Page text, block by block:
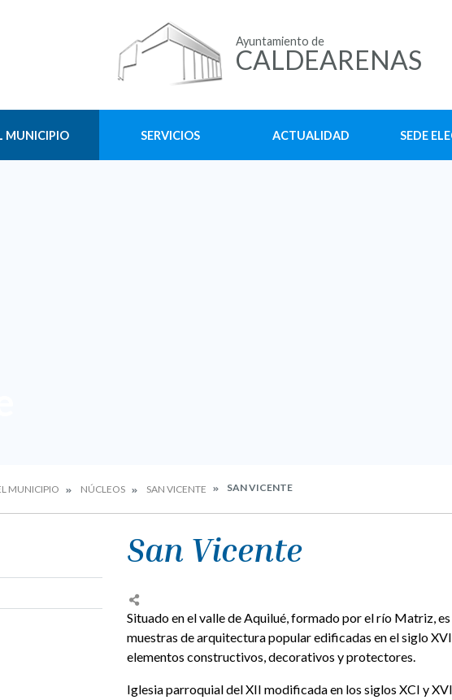
Ayuntamiento de
CALDEARENAS
MUNICIPIO SERVICIOS ACTUALIDAD SEDE
MUNICIPIO NÚCLEOS SAN VICENTE SAN VICENTE
San Vicente
Situado en el valle de Aquilué, formado por el río Matriz,
muestras de arquitectura popular edificadas en el siglo
elementos constructivos, decorativos y protectores.
Iglesia parroquial del XII modificada en los siglos XCI y